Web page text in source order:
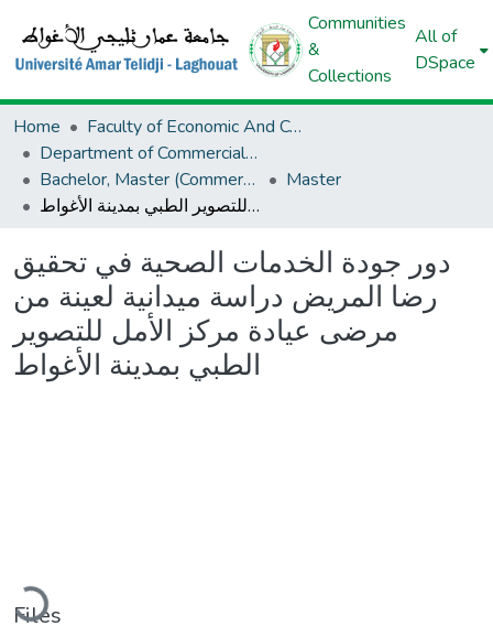
Communities
&
Collections
All of
DSpace
Home
Faculty of Economic And Commercial Sciences And Management Sciences
Department of Commercial Sciences
Bachelor, Master (Commercial Sciences)
Master
دور جودة الخدمات الصحية في تحقيق رضا المريض دراسة ميدانية لعينة من مرضى عيادة مركز الأمل للتصوير الطبي بمدينة الأغواط
دور جودة الخدمات الصحية في تحقيق
رضا المريض دراسة ميدانية لعينة من
مرضى عيادة مركز الأمل للتصوير
الطبي بمدينة الأغواط
Loading...
Files